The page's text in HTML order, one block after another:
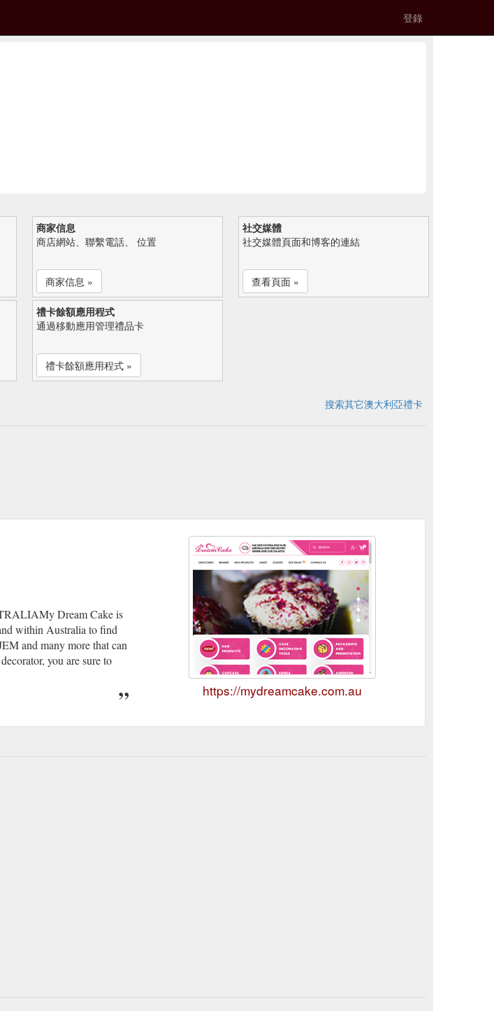
登錄
商家信息
商店網站、聯繫電話、 位置
商家信息 »
社交媒體
社交媒體頁面和博客的連結
查看頁面 »
禮卡餘額應用程式
通過移動應用管理禮品卡
禮卡餘額應用程式 »
搜索其它澳大利亞禮卡
Dream Cake is
within Australia to find
and many more that can
you are sure to
https://mydreamcake.com.au